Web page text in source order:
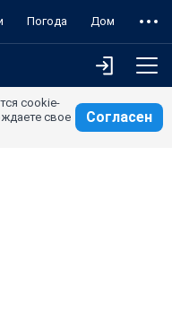
Погода Дом
cookie-
свое
Согласен